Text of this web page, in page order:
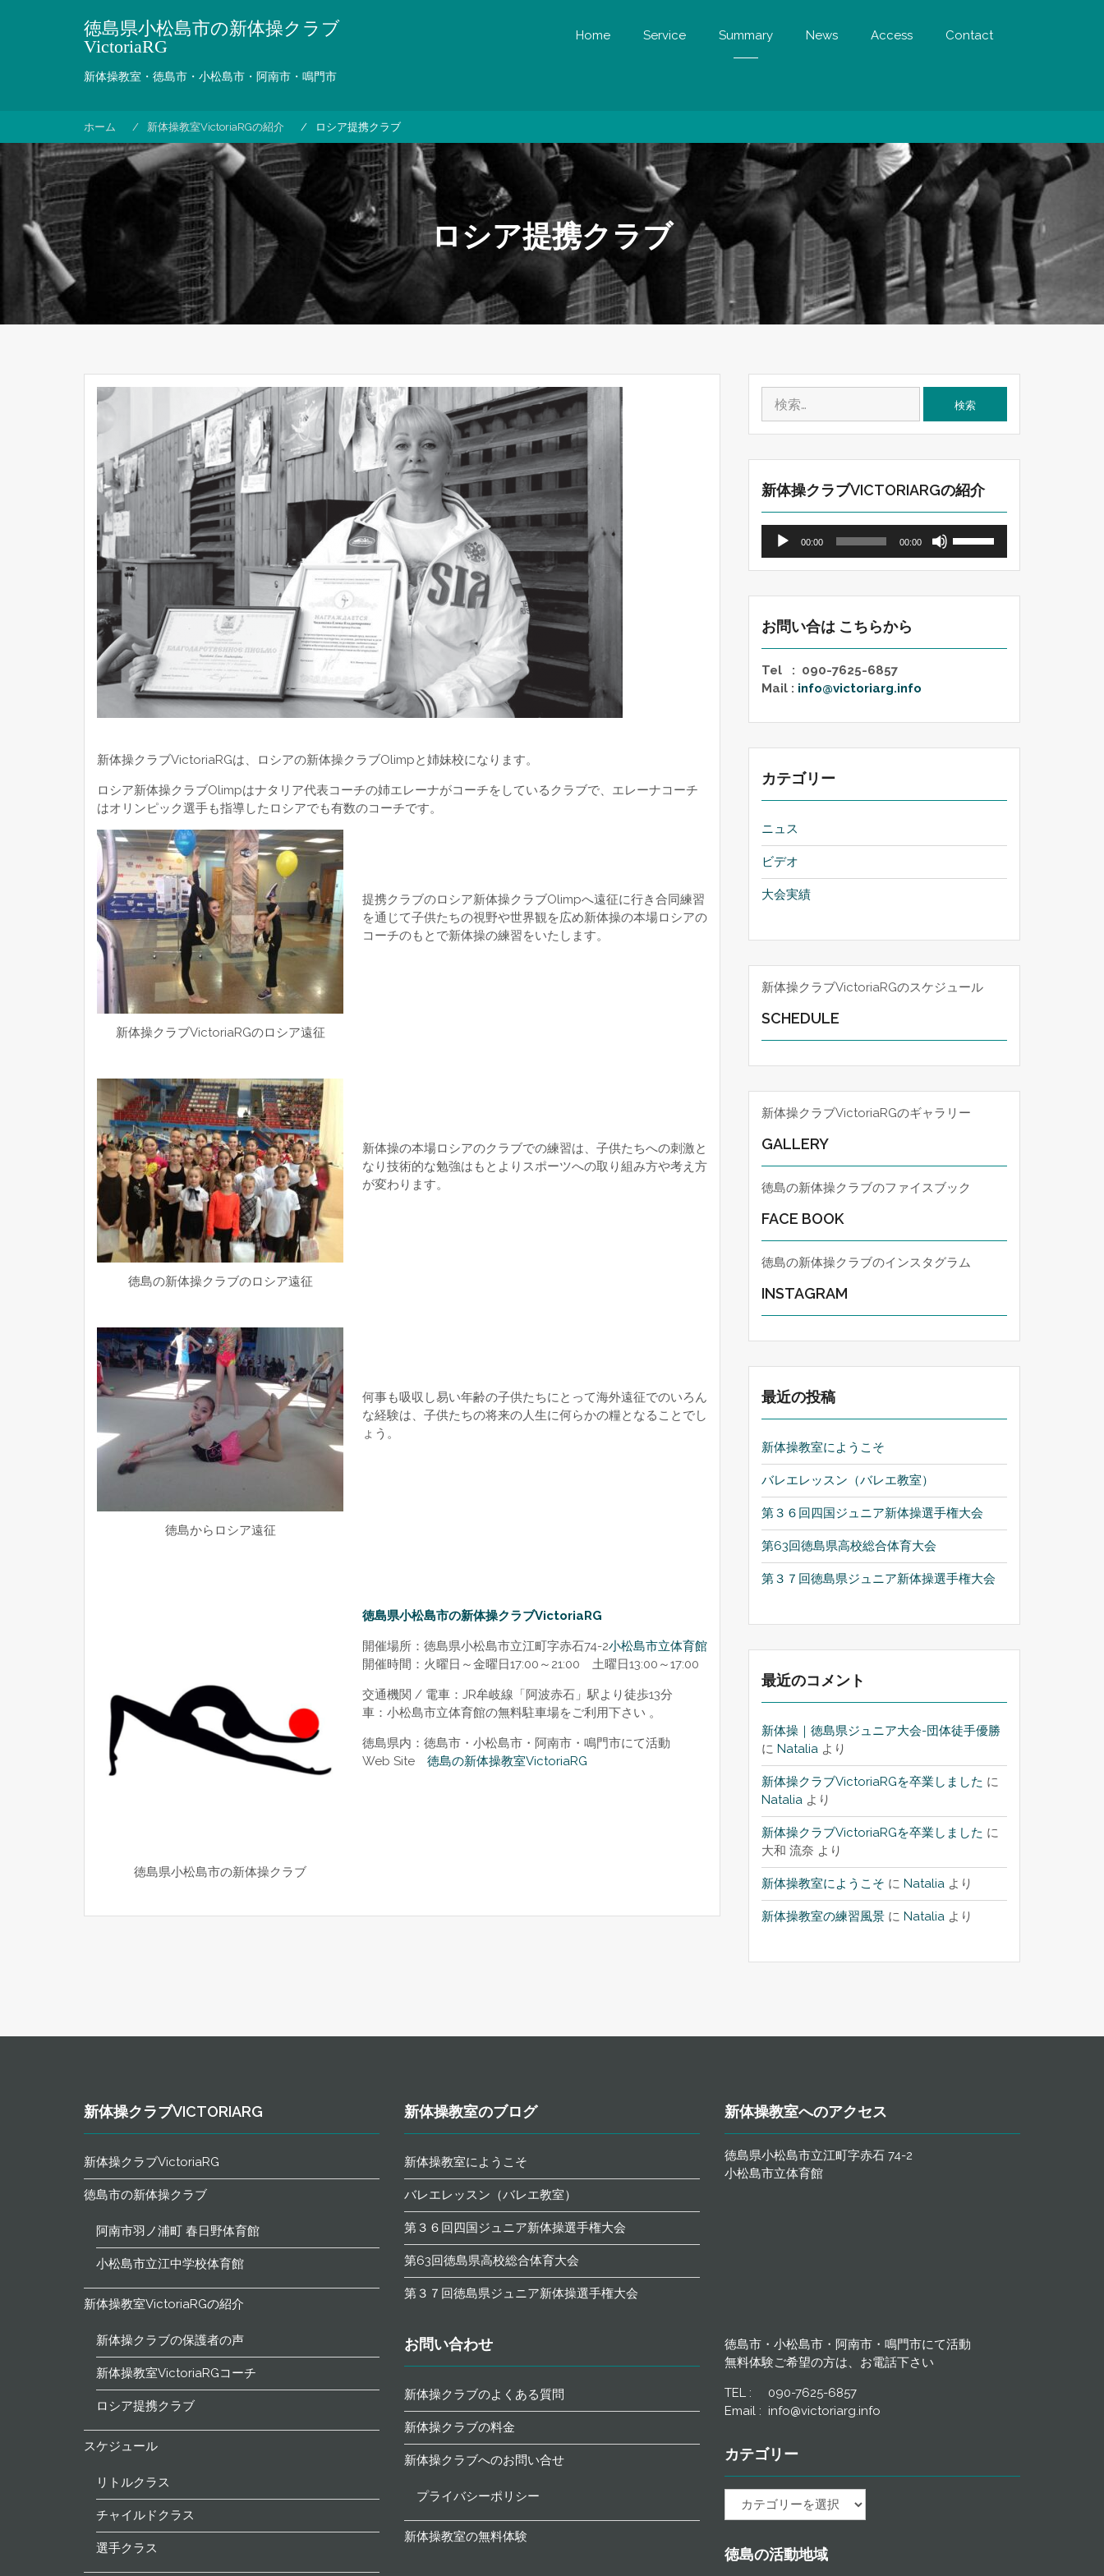
ッ
徳島県小松島市の新体操クラブ
VictoriaRG
新体操教室・徳島市・小松島市・阿南市・鳴門市
Home Service Summary News Access Contact
ホーム 新体操教室VictoriaRGの紹介 ロシア提携クラブ
ロシア提携クラブ
新体操クラブVictoriaRGは、ロシアの新体操クラブOlimpと姉妹校になります。
ロシア新体操クラブOlimpはナタリア代表コーチの姉エレーナがコーチをしているクラブで、エレーナコーチ
はオリンピック選手も指導したロシアでも有数のコーチです。
新体操クラブVictoriaRGのロシア遠征
提携クラブのロシア新体操クラブOlimpへ遠征に行き合同練習
を通じて子供たちの視野や世界観を広め新体操の本場ロシアの
コーチのもとで新体操の練習をいたします。
徳島の新体操クラブのロシア遠征
新体操の本場ロシアのクラブでの練習は、子供たちへの刺激と
なり技術的な勉強はもとよりスポーツへの取り組み方や考え方
が変わります。
徳島からロシア遠征
何事も吸収し易い年齢の子供たちにとって海外遠征でのいろん
な経験は、子供たちの将来の人生に何らかの糧となることでし
ょう。
徳島県小松島市の新体操クラブ
徳島県小松島市の新体操クラブVictoriaRG
開催場所：徳島県小松島市立江町字赤石74-2小松島市立体育館
開催時間：火曜日～金曜日17:00～21:00 土曜日13:00～17:00
交通機関 / 電車：JR牟岐線「阿波赤石」駅より徒歩13分
車：小松島市立体育館の無料駐車場をご利用下さい 。
徳島県内：徳島市・小松島市・阿南市・鳴門市にて活動
Web Site 徳島の新体操教室VictoriaRG
索:
新体操クラブVICTORIARGの紹介
プ
ヤ
00:00 00:00
ュ
印
を
く
お問い合は こちらから
Tel : 090-7625-6857
Mail : info@victoriarg.info
カテゴリー
ニュス
ビデオ
大会実績
新体操クラブVictoriaRGのスケジュール
SCHEDULE
新体操クラブVictoriaRGのギャラリー
GALLERY
徳島の新体操クラブのファイスブック
FACE BOOK
徳島の新体操クラブのインスタグラム
INSTAGRAM
最近の投稿
新体操教室にようこそ
バレエレッスン（バレエ教室）
第３６回四国ジュニア新体操選手権大会
第63回徳島県高校総合体育大会
第３７回徳島県ジュニア新体操選手権大会
最近のコメント
新体操｜徳島県ジュニア大会-団体徒手優勝
にNatalia より
新体操クラブVictoriaRGを卒業しました に
Natalia より
新体操クラブVictoriaRGを卒業しました に
大和 流奈 より
新体操教室にようこそ にNatalia より
新体操教室の練習風景 にNatalia より
新体操クラブVICTORIARG
新体操クラブVictoriaRG
徳島市の新体操クラブ
阿南市羽ノ浦町 春日野体育館
小松島市立江中学校体育館
新体操教室VictoriaRGの紹介
新体操クラブの保護者の声
新体操教室VictoriaRGコーチ
ロシア提携クラブ
スケジュール
リトルクラス
チャイルドクラス
選手クラス
新体操教室のブログ
新体操教室にようこそ
バレエレッスン（バレエ教室）
第３６回四国ジュニア新体操選手権大会
第63回徳島県高校総合体育大会
第３７回徳島県ジュニア新体操選手権大会
お問い合わせ
新体操クラブのよくある質問
新体操クラブの料金
新体操クラブへのお問い合せ
プライバシーポリシー
新体操教室の無料体験
新体操教室へのアクセス
徳島県小松島市立江町字赤石 74-2
小松島市立体育館
徳島市・小松島市・阿南市・鳴門市にて活動
無料体験ご希望の方は、お電話下さい
TEL : 090-7625-6857
Email : info@victoriarg.info
カテゴリー
リ
徳島の活動地域